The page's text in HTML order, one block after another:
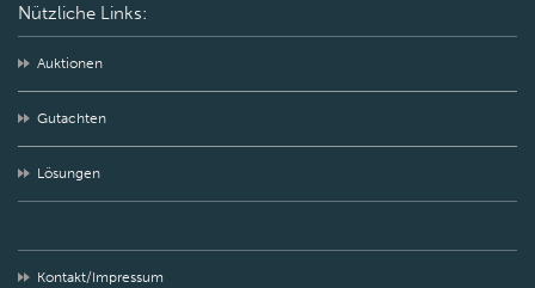
Nützliche Links:
Auktionen
Gutachten
Lösungen
Kontakt/Impressum